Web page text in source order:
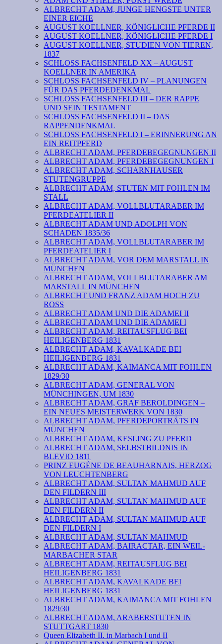
ALBRECHT ADAM, JUNGE HENGSTE UNTER
EINER EICHE
AUGUST KOELLNER, KÖNIGLICHE PFERDE II
AUGUST KOELLNER, KÖNIGLICHE PFERDE I
AUGUST KOELLNER, STUDIEN VON TIEREN,
1837
SCHLOSS FACHSENFELD XX – AUGUST
KOELLNER IN AMERIKA
SCHLOSS FACHSENFELD IV – PLANUNGEN
FÜR DAS PFERDEDENKMAL
SCHLOSS FACHSENFELD III – DER RAPPE
UND SEIN TESTAMENT
SCHLOSS FACHSENFELD II – DAS
RAPPENDENKMAL
SCHLOSS FACHSENFELD I – ERINNERUNG AN
EIN REITPFERD
ALBRECHT ADAM, PFERDEBEGEGNUNGEN II
ALBRECHT ADAM, PFERDEBEGEGNUNGEN I
ALBRECHT ADAM, SCHARNHAUSER
STUTENGRUPPE
ALBRECHT ADAM, STUTEN MIT FOHLEN IM
STALL
ALBRECHT ADAM, VOLLBLUTARABER IM
PFERDEATELIER II
ALBRECHT ADAM UND ADOLPH VON
SCHADEN 1835/36
ALBRECHT ADAM, VOLLBLUTARABER IM
PFERDEATELIER I
ALBRECHT ADAM, VOR DEM MARSTALL IN
MÜNCHEN
ALBRECHT ADAM, VOLLBLUTARABER AM
MARSTALL IN MÜNCHEN
ALBRECHT UND FRANZ ADAM HOCH ZU
ROSS
ALBRECHT ADAM UND DIE ADAMEI II
ALBRECHT ADAM UND DIE ADAMEI I
ALBRECHT ADAM, REITAUSFLUG BEI
HEILIGENBERG 1831
ALBRECHT ADAM, KAVALKADE BEI
HEILIGENBERG 1831
ALBRECHT ADAM, KAIMANCA MIT FOHLEN
1829/30
ALBRECHT ADAM, GENERAL VON
MÜNCHINGEN, UM 1830
ALBRECHT ADAM, GRAF BEROLDINGEN –
EIN NEUES MEISTERWERK VON 1830
ALBRECHT ADAM, PFERDEPORTRÄTS IN
MÜNCHEN
ALBRECHT ADAM, KESLING ZU PFERD
ALBRECHT ADAM, SELBSTBILDNIS IN
BLEVIO 1811
PRINZ EUGÈNE DE BEAUHARNAIS, HERZOG
VON LEUCHTENBERG
ALBRECHT ADAM, SULTAN MAHMUD AUF
DEN FILDERN III
ALBRECHT ADAM, SULTAN MAHMUD AUF
DEN FILDERN II
ALBRECHT ADAM, SULTAN MAHMUD AUF
DEN FILDERN I
ALBRECHT ADAM, SULTAN MAHMUD
ALBRECHT ADAM, BAIRACTAR, EIN WEIL-
MARBACHER STAR
ALBRECHT ADAM, REITAUSFLUG BEI
HEILIGENBERG 1831
ALBRECHT ADAM, KAVALKADE BEI
HEILIGENBERG 1831
ALBRECHT ADAM, KAIMANCA MIT FOHLEN
1829/30
ALBRECHT ADAM, ARABERSTUTEN IN
STUTTGART 1830
Queen Elizabeth II. in Marbach I und II